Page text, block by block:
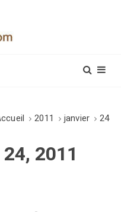
2011 janvier 24
2011